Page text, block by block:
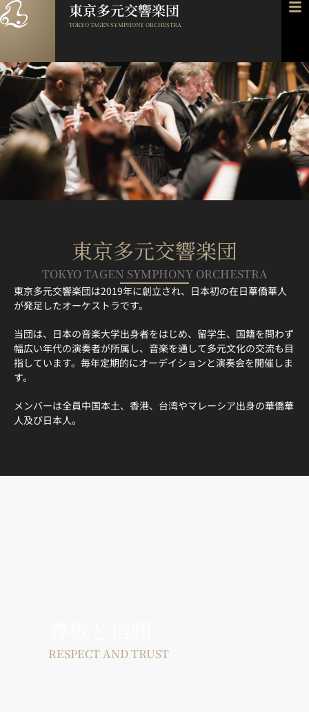
東京多元交響楽団
TOKYO TAGEN SYMPHONY ORCHESTRA
東京多元交響楽団
TOKYO TAGEN SYMPHONY ORCHESTRA
東京多元交響楽団は2019年に創立され、日本初の在日華僑華人
が発足したオーケストラです。
当団は、日本の音楽大学出身者をはじめ、留学生、国籍を問わず
幅広い年代の演奏者が所属し、音楽を通して多元文化の交流も目
指しています。毎年定期的にオーデイションと演奏会を開催しま
す。
メンバーは全員中国本土、香港、台湾やマレーシア出身の華僑華
人及び日本人。
RESPECT AND TRUST